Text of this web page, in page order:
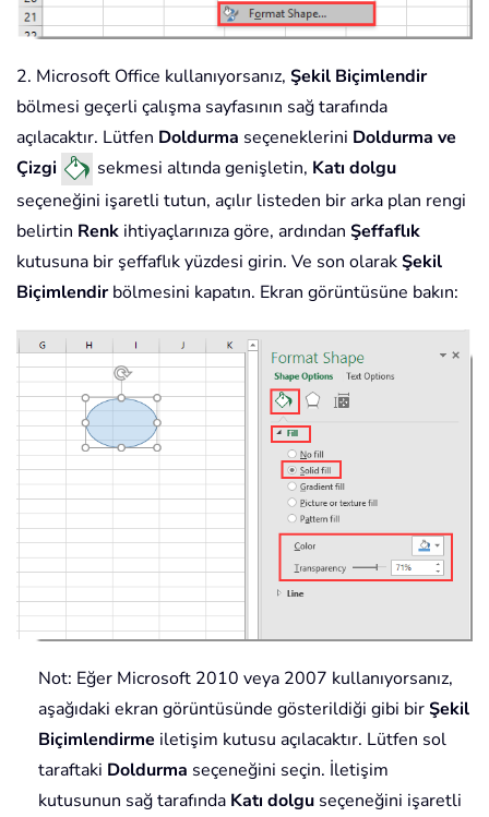
2. Microsoft Office kullanıyorsanız, Şekil Biçimlendir
bölmesi geçerli çalışma sayfasının sağ tarafında
açılacaktır. Lütfen Doldurma seçeneklerini Doldurma ve
Çizgi
sekmesi altında genişletin, Katı dolgu
seçeneğini işaretli tutun, açılır listeden bir arka plan rengi
belirtin Renk ihtiyaçlarınıza göre, ardından Şeffaflık
kutusuna bir şeffaflık yüzdesi girin. Ve son olarakŞekil
Biçimlendirbölmesini kapatın. Ekran görüntüsüne bakın:
Not: Eğer Microsoft 2010 veya 2007 kullanıyorsanız,
aşağıdaki ekran görüntüsünde gösterildiği gibi birŞekil
Biçimlendirme iletişim kutusu açılacaktır. Lütfen sol
taraftaki Doldurma seçeneğini seçin. İletişim
kutusunun sağ tarafında Katı dolgu seçeneğini işaretli